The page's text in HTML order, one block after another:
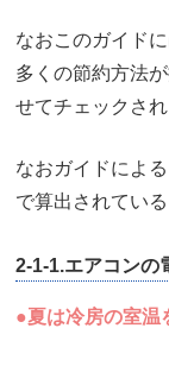
なおこのガイド
多くの節約方法
せてチェックさ
なおガイドによ
で算出されてい
2-1-1.エアコンの
●夏は冷房の室